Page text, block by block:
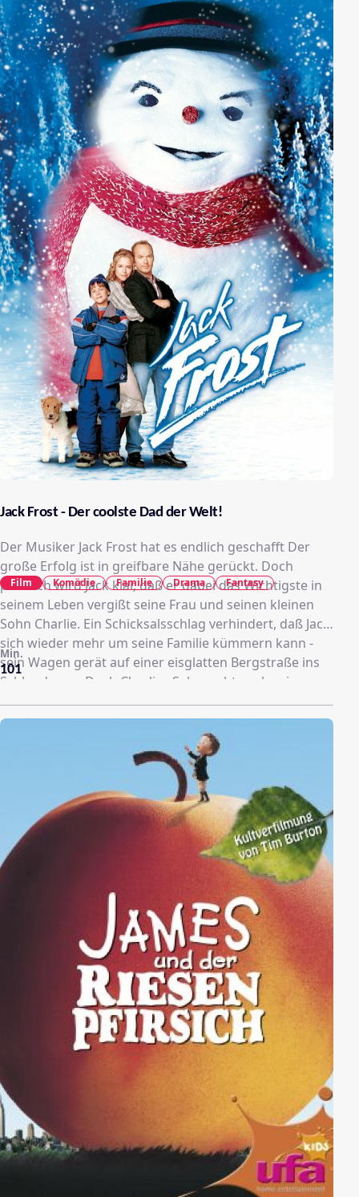
Jack Frost - Der coolste Dad der Welt!
Der Musiker Jack Frost hat es endlich geschafft Der
große Erfolg ist in greifbare Nähe gerückt. Doch
plötzlich wird Jack klar, daß er dabei das Wichtigste in
seinem Leben vergißt seine Frau und seinen kleinen
Sohn Charlie. Ein Schicksalsschlag verhindert, daß Jack
sich wieder mehr um seine Familie kümmern kann -
sein Wagen gerät auf einer eisglatten Bergstraße ins
Schleudern ... Doch Charlies Sehnsucht nach seinem
Vater bewirkt ein Wunder In einer Winternacht kehrt
Jack auf die Erde zurück ... aber er ist ein Schneemann!
Bei irrwitzigen Schneeballschlachten und turbulenten
Snowboardfahrten kann Jack beweisen, daß er der
101
Min.
Film Komödie Familie Drama Fantasy